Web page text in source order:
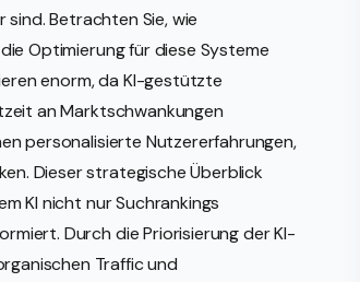
Betrachten Sie, wie
Optimierung für diese Systeme
enorm, da KI-gestützte
an Marktschwankungen
personalisierte Nutzererfahrungen,
Dieser strategische Überblick
KI nicht nur Suchrankings
Durch die Priorisierung der KI-
Traffic und